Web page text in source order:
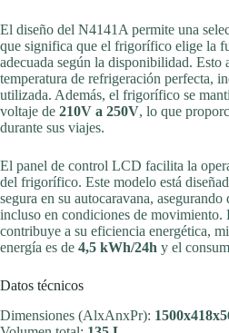
El diseño del N4141A permite una
que significa que el frigorífico elige la
adecuada según la disponibilidad. Esto
temperatura de refrigeración perfecta,
utilizada. Además, el frigorífico se
voltaje de 210V a 250V, lo que
durante sus viajes.
El panel de control LCD facilita la
del frigorífico. Este modelo está
segura en su autocaravana,
incluso en condiciones de movimiento.
contribuye a su eficiencia energética,
energía es de 4,5 kWh/24h y el
Datos técnicos
Dimensiones (AlxAnxPr):